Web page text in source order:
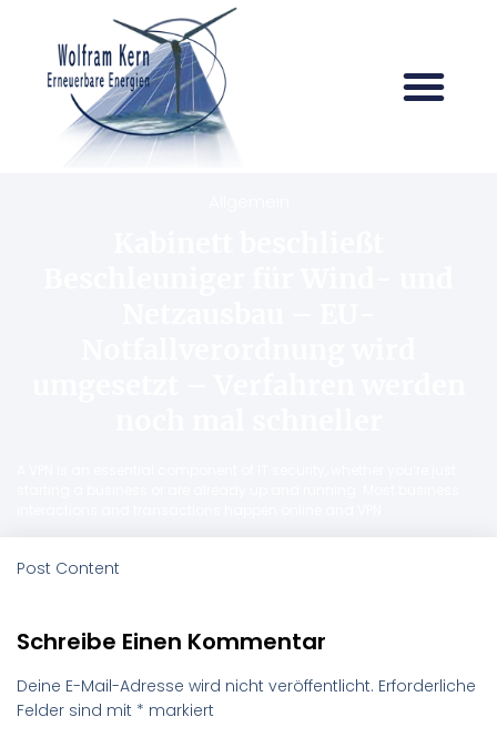
Post Content
Schreibe Einen Kommentar
Deine E-Mail-Adresse wird nicht veröffentlicht. Erforderliche
Felder sind mit * markiert